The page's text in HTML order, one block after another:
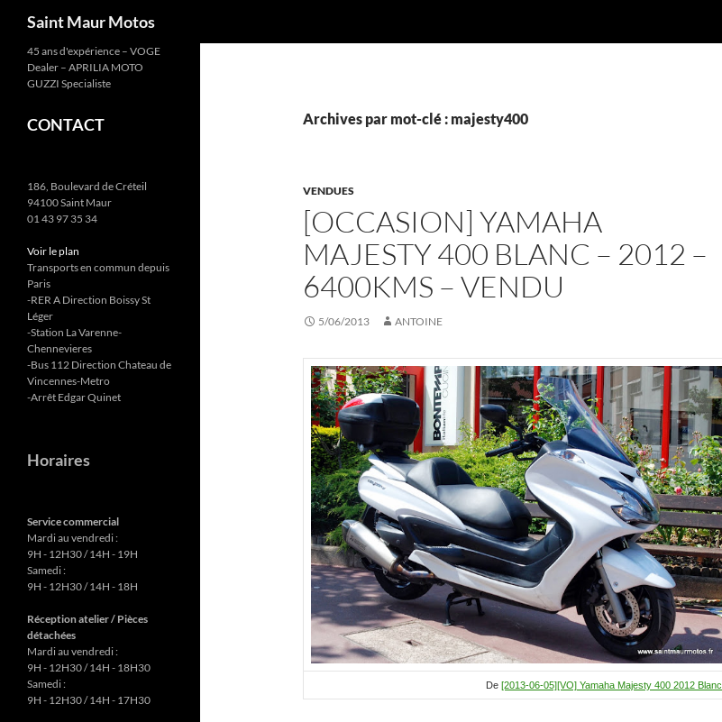
Aller
Saint Maur Motos
Archives par mot-clé : majesty400
VENDUES
[OCCASION] YAMAHA
MAJESTY 400 BLANC – 2012 –
6400KMS – VENDU
5/06/2013 ANTOINE
De [2013-06-05][VO] Yamaha Majesty 400 2012 Blanc
45 ans d'expérience – VOGE
Dealer – APRILIA MOTO
GUZZI Specialiste
CONTACT
186, Boulevard de Créteil
94100 Saint Maur
01 43 97 35 34
Voir le plan
Transports en commun depuis
Paris
-RER A Direction Boissy St
Léger
-Station La Varenne-
Chennevieres
-Bus 112 Direction Chateau de
Vincennes-Metro
-Arrêt Edgar Quinet
Horaires
Service commercial
Mardi au vendredi :
9H - 12H30 / 14H - 19H
Samedi :
9H - 12H30 / 14H - 18H
Réception atelier / Pièces
détachées
Mardi au vendredi :
9H - 12H30 / 14H - 18H30
Samedi :
9H - 12H30 / 14H - 17H30